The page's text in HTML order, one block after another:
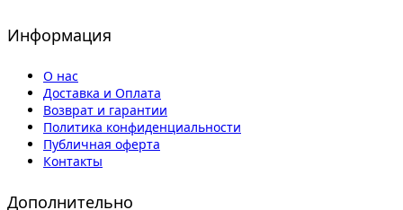
Информация
О нас
Доставка и Оплата
Возврат и гарантии
Политика конфиденциальности
Публичная оферта
Контакты
Дополнительно